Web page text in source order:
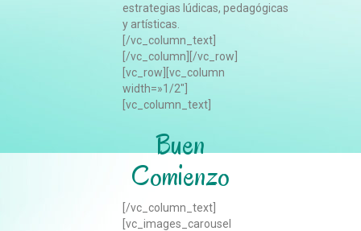
estrategias lúdicas, pedagógicas
y artísticas.
[/vc_column_text]
[/vc_column][/vc_row]
[vc_row][vc_column
width=»1/2″]
[vc_column_text]
Buen
Comienzo
[/vc_column_text]
[vc_images_carousel